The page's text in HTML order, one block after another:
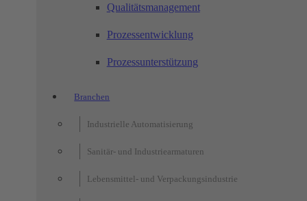
Qualitätsmanagement
Prozessentwicklung
Prozessunterstützung
Branchen
Industrielle Automatisierung
Sanitär- und Industriearmaturen
Lebensmittel- und Verpackungsindustrie